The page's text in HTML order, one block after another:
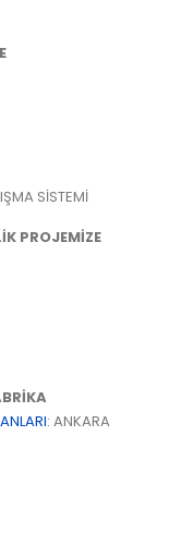
SİSTEMİ
PROJEMİZE
: ANKARA